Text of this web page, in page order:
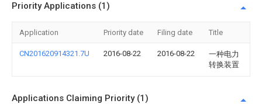
Priority Applications (1)
Application Priority date Filing date Title
CN201620914321.7U 2016-08-22 2016-08-22
一种电力
转换装置
Applications Claiming Priority (1)